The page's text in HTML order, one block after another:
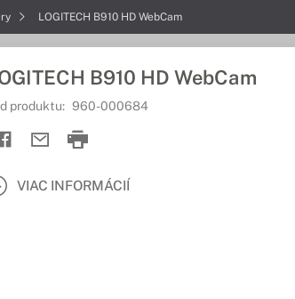
LOGITECH B910 HD WebCam
B910 HD WebCam
produktu: 960-000684
VIAC INFORMÁCIÍ